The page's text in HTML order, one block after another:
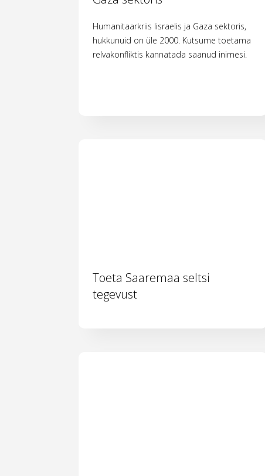
Humanitaarkriis Iisraelis ja Gaza sektoris,
hukkunuid on üle 2000. Kutsume toetama
relvakonfliktis kannatada saanud inimesi.
Toeta Saaremaa seltsi
tegevust